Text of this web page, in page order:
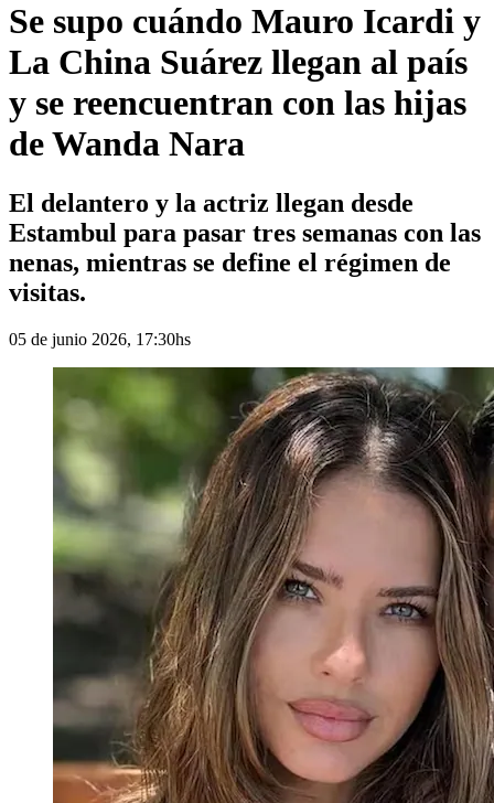
Se supo cuándo Mauro Icardi y
La China Suárez llegan al país
y se reencuentran con las hijas
de Wanda Nara
El delantero y la actriz llegan desde
Estambul para pasar tres semanas con las
nenas, mientras se define el régimen de
visitas.
05 de junio 2026, 17:30hs